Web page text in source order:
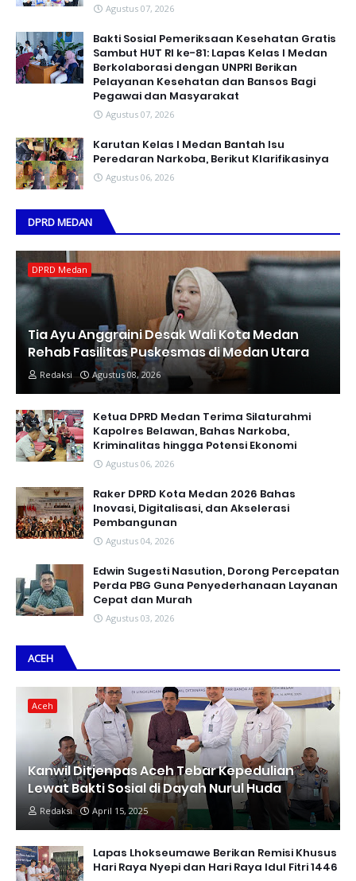
Agustus 07, 2026
Bakti Sosial Pemeriksaan Kesehatan Gratis
Sambut HUT RI ke-81: Lapas Kelas I Medan
Berkolaborasi dengan UNPRI Berikan
Pelayanan Kesehatan dan Bansos Bagi
Pegawai dan Masyarakat
Agustus 07, 2026
Karutan Kelas I Medan Bantah Isu
Peredaran Narkoba, Berikut Klarifikasinya
Agustus 06, 2026
DPRD MEDAN
DPRD Medan
Tia Ayu Anggraini Desak Wali Kota Medan
Rehab Fasilitas Puskesmas di Medan Utara
Redaksi Agustus 08, 2026
Ketua DPRD Medan Terima Silaturahmi
Kapolres Belawan, Bahas Narkoba,
Kriminalitas hingga Potensi Ekonomi
Agustus 06, 2026
Raker DPRD Kota Medan 2026 Bahas
Inovasi, Digitalisasi, dan Akselerasi
Pembangunan
Agustus 04, 2026
Edwin Sugesti Nasution, Dorong Percepatan
Perda PBG Guna Penyederhanaan Layanan
Cepat dan Murah
Agustus 03, 2026
ACEH
Aceh
Kanwil Ditjenpas Aceh Tebar Kepedulian
Lewat Bakti Sosial di Dayah Nurul Huda
Redaksi April 15, 2025
Lapas Lhokseumawe Berikan Remisi Khusus
Hari Raya Nyepi dan Hari Raya Idul Fitri 1446